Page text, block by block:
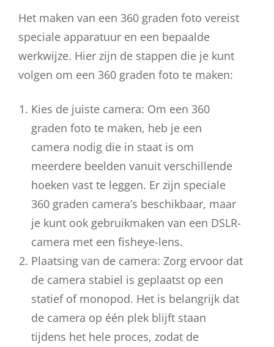
Het maken van een 360 graden foto vereist
speciale apparatuur en een bepaalde
werkwijze. Hier zijn de stappen die je kunt
volgen om een 360 graden foto te maken:
Kies de juiste camera: Om een 360
graden foto te maken, heb je een
camera nodig die in staat is om
meerdere beelden vanuit verschillende
hoeken vast te leggen. Er zijn speciale
360 graden camera’s beschikbaar, maar
je kunt ook gebruikmaken van een DSLR-
camera met een fisheye-lens.
Plaatsing van de camera: Zorg ervoor dat
de camera stabiel is geplaatst op een
statief of monopod. Het is belangrijk dat
de camera op één plek blijft staan
tijdens het hele proces, zodat de